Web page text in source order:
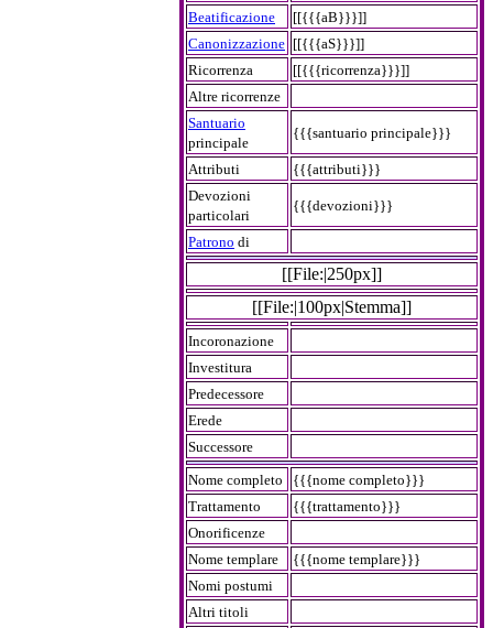
Beatificazione
[[{{{aB}}}]]
Canonizzazione [[{{{aS}}}]]
Ricorrenza
[[{{{ricorrenza}}}]]
Altre ricorrenze
Santuario
principale
{{{santuario principale}}}
Attributi
{{{attributi}}}
Devozioni
particolari
{{{devozioni}}}
Patrono di
[[File:|250px]]
[[File:|100px|Stemma]]
Incoronazione
Investitura
Predecessore
Erede
Successore
Nome completo
{{{nome completo}}}
Trattamento
{{{trattamento}}}
Onorificenze
Nome templare
{{{nome templare}}}
Nomi postumi
Altri titoli